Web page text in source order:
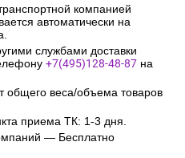
компанией
автоматически на
службами доставки
+7(495)128-48-87 на
общего веса/объема товаров
приема ТК: 1-3 дня.
— Бесплатно